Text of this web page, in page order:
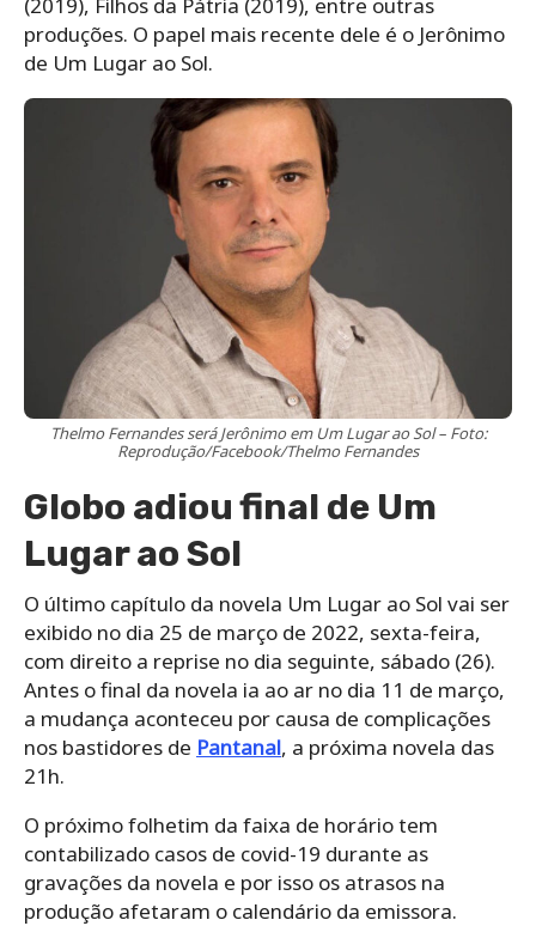
produções. O papel mais recente dele é o Jerônimo
de Um Lugar ao Sol.
Thelmo Fernandes será Jerônimo em Um Lugar ao Sol – Foto:
Reprodução/Facebook/Thelmo Fernandes
Globo adiou final de Um
Lugar ao Sol
O último capítulo da novela Um Lugar ao Sol vai ser
exibido no dia 25 de março de 2022, sexta-feira,
com direito a reprise no dia seguinte, sábado (26).
Antes o final da novela ia ao ar no dia 11 de março,
a mudança aconteceu por causa de complicações
nos bastidores de Pantanal, a próxima novela das
21h.
O próximo folhetim da faixa de horário tem
contabilizado casos de covid-19 durante as
gravações da novela e por isso os atrasos na
produção afetaram o calendário da emissora.